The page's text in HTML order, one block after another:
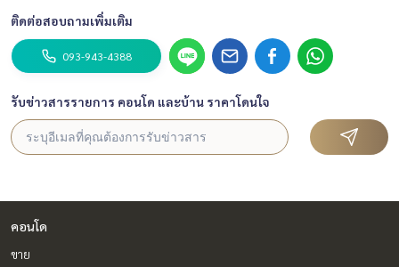
ติดต่อสอบถามเพิ่มเติม
093-943-4388
รับข่าวสารรายการ คอนโด และบ้าน ราคาโดนใจ
คอนโด
ขาย